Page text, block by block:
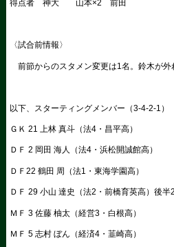
得点者 神大 山本×2 前田
〈試合前情報〉
前節からのスタメン変更は1名。鈴木が外
以下、スターティングメンバー（3-4-2-1）
ＧＫ 21 上林 真斗（法4・昌平高）
ＤＦ 2 岡田 海人（法4・浜松開誠館高）
ＤＦ22 鶴田 周（法1・東海学園高）
ＤＦ 29 小山 達史（法2・前橋育英高）後半
ＭＦ 3 佐藤 柚太（経営3・白根高）
ＭＦ 5 志村 ぼん（経済4・韮崎高）